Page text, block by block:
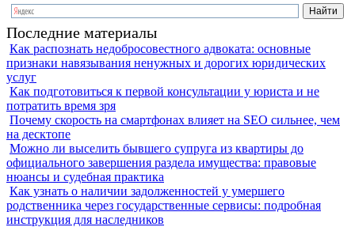
Последние материалы
Как распознать недобросовестного адвоката: основные
признаки навязывания ненужных и дорогих юридических
услуг
Как подготовиться к первой консультации у юриста и не
потратить время зря
Почему скорость на смартфонах влияет на SEO сильнее, чем
на десктопе
Можно ли выселить бывшего супруга из квартиры до
официального завершения раздела имущества: правовые
нюансы и судебная практика
Как узнать о наличии задолженностей у умершего
родственника через государственные сервисы: подробная
инструкция для наследников